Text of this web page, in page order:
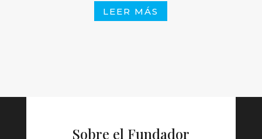
LEER MÁS
Sobre el Fundador